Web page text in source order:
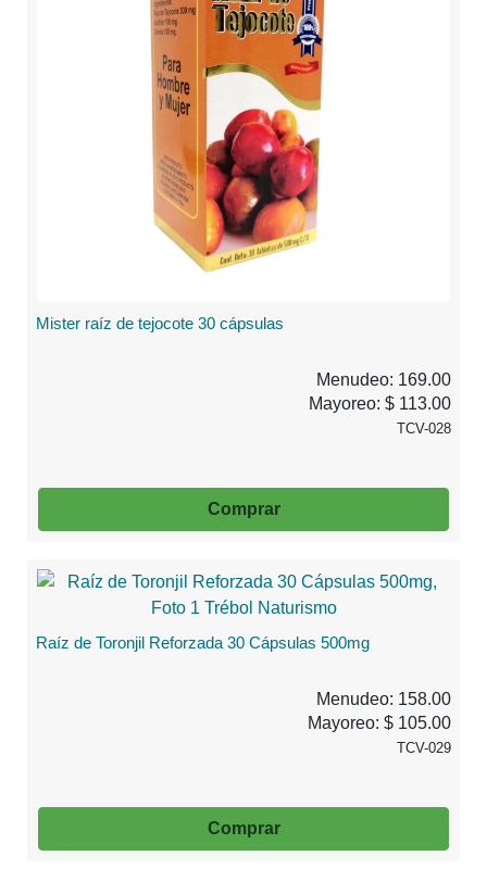
Mister raíz de tejocote 30 cápsulas
Menudeo: 169.00
Mayoreo: $ 113.00
TCV-028
Comprar
Raíz de Toronjil Reforzada 30 Cápsulas 500mg
Menudeo: 158.00
Mayoreo: $ 105.00
TCV-029
Comprar